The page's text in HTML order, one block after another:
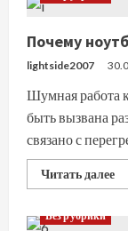
и
Почему
lightside2007
Шумная работа
быть вызвана
связано с
Читать далее
Без рубрики